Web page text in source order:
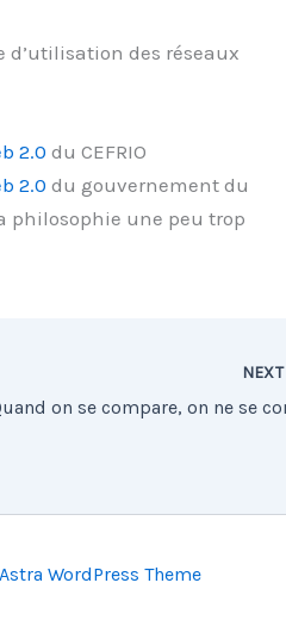
d’utilisation des réseaux
2.0 du CEFRIO
2.0 du gouvernement du
philosophie une peu trop
NEXT
Astra WordPress Theme